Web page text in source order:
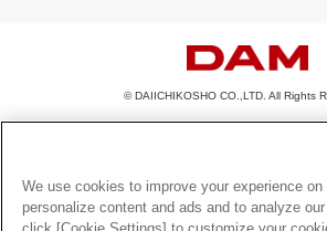
© DAIICHIKOSHO CO.,LTD. All Rights
このサイトに掲載されている一切の文章・画像・写真・
を問わず、著作権法の定める範囲を超えて無断で複製、
とを禁じます。
楽曲及びコンテンツは、機種によりご利用いただけない
We use cookies to improve your experience
personalize content and ads and to analyze